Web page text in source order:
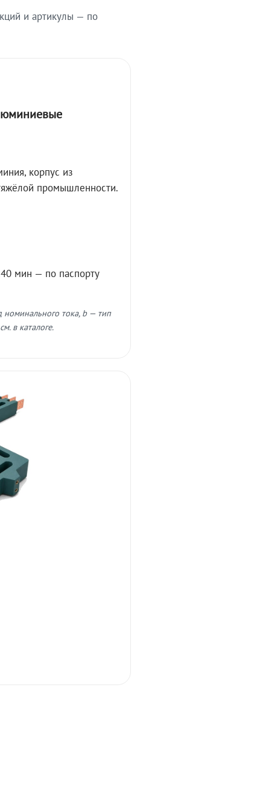
и артикулы — по
корпус из
промышленности.
мин — по паспорту
тока, b — тип
в каталоге.